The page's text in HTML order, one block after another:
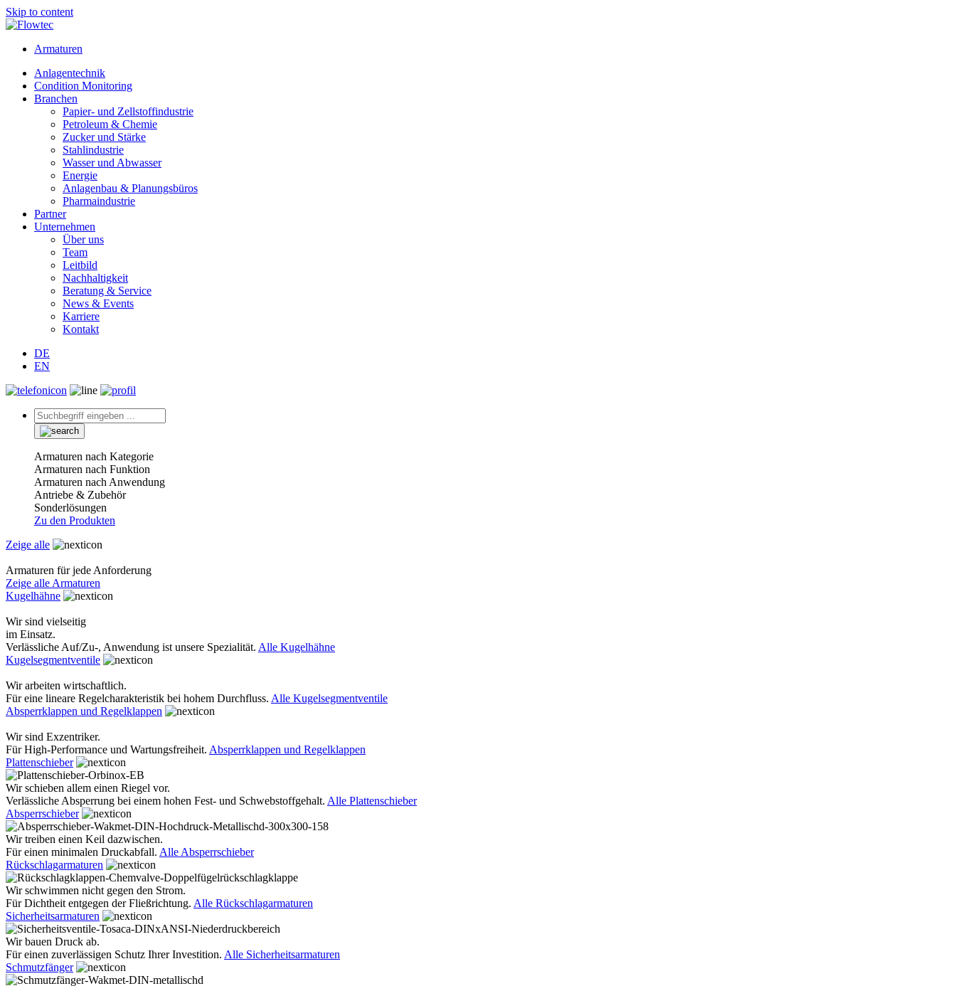
Skip to content
Armaturen
Anlagentechnik
Condition Monitoring
Branchen
Papier- und Zellstoffindustrie
Petroleum & Chemie
Zucker und Stärke
Stahlindustrie
Wasser und Abwasser
Energie
Anlagenbau & Planungsbüros
Pharmaindustrie
Partner
Unternehmen
Über uns
Team
Leitbild
Nachhaltigkeit
Beratung & Service
News & Events
Karriere
Kontakt
DE
EN
Armaturen nach Kategorie
Armaturen nach Funktion
Armaturen nach Anwendung
Antriebe & Zubehör
Sonderlösungen
Zu den Produkten
Zeige alle
Armaturen für jede Anforderung
Zeige alle Armaturen
Kugelhähne
Wir sind vielseitig
im Einsatz.
Verlässliche Auf/Zu-, Anwendung ist unsere Spezialität. Alle Kugelhähne
Kugelsegmentventile
Wir arbeiten wirtschaftlich.
Für eine lineare Regelcharakteristik bei hohem Durchfluss. Alle Kugelsegmentventile
Absperrklappen und Regelklappen
Wir sind Exzentriker.
Für High-Performance und Wartungsfreiheit. Absperrklappen und Regelklappen
Plattenschieber
Wir schieben allem einen Riegel vor.
Verlässliche Absperrung bei einem hohen Fest- und Schwebstoffgehalt. Alle Plattenschieber
Absperrschieber
Wir treiben einen Keil dazwischen.
Für einen minimalen Druckabfall. Alle Absperrschieber
Rückschlagarmaturen
Wir schwimmen nicht gegen den Strom.
Für Dichtheit entgegen der Fließrichtung. Alle Rückschlagarmaturen
Sicherheitsarmaturen
Wir bauen Druck ab.
Für einen zuverlässigen Schutz Ihrer Investition. Alle Sicherheitsarmaturen
Schmutzfänger